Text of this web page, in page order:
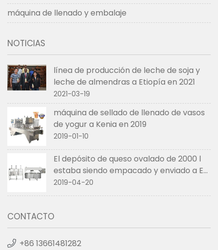
máquina de llenado y embalaje
NOTICIAS
línea de producción de leche de soja y
leche de almendras a Etiopía en 2021
2021-03-19
máquina de sellado de llenado de vasos
de yogur a Kenia en 2019
2019-01-10
El depósito de queso ovalado de 2000 l
estaba siendo empacado y enviado a EE.
UU. en abril de 2019
2019-04-20
CONTACTO
+86 13661481282